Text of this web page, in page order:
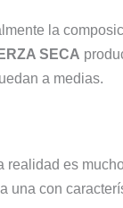
la
SECA
a medias.
es
una con